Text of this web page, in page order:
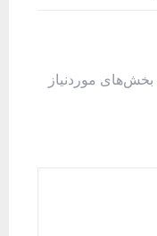
بخش‌های موردنیاز